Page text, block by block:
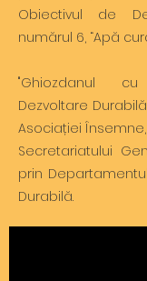
Obiectivul de
numărul 6, “Apă
"Ghiozdanul
Dezvoltare
Asociației
Secretariatului
prin
Durabilă.